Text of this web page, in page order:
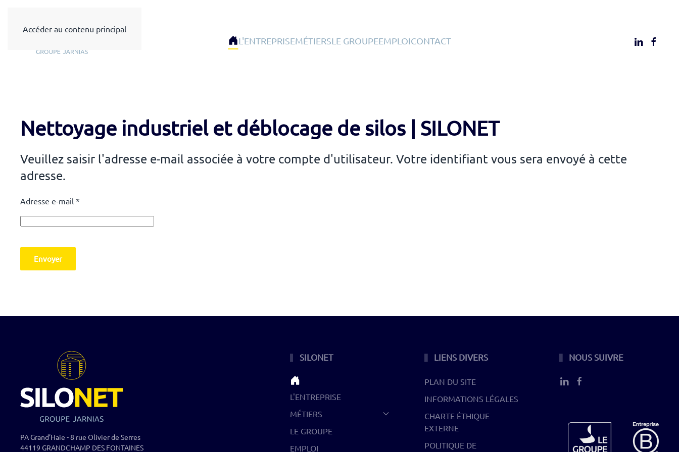
Accéder au contenu principal
L'ENTREPRISEMÉTIERSLE GROUPEEMPLOICONTACT
Nettoyage industriel et déblocage de silos | SILONET
Veuillez saisir l'adresse e-mail associée à votre compte d'utilisateur. Votre identifiant vous sera envoyé à cette
adresse.
Adresse e-mail *
Envoyer
PA Grand’Haie - 8 rue Olivier de Serres
44119 GRANDCHAMP DES FONTAINES
SILONET
L'ENTREPRISE
MÉTIERS
LE GROUPE
EMPLOI
LIENS DIVERS
PLAN DU SITE
INFORMATIONS LÉGALES
CHARTE ÉTHIQUE
EXTERNE
POLITIQUE DE
NOUS SUIVRE